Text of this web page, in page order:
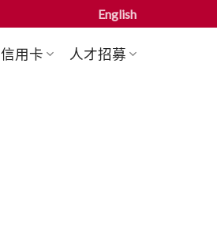
English
信用卡 人才招募